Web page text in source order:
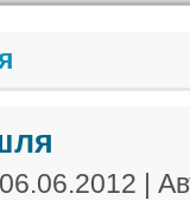
06.06.2012 |